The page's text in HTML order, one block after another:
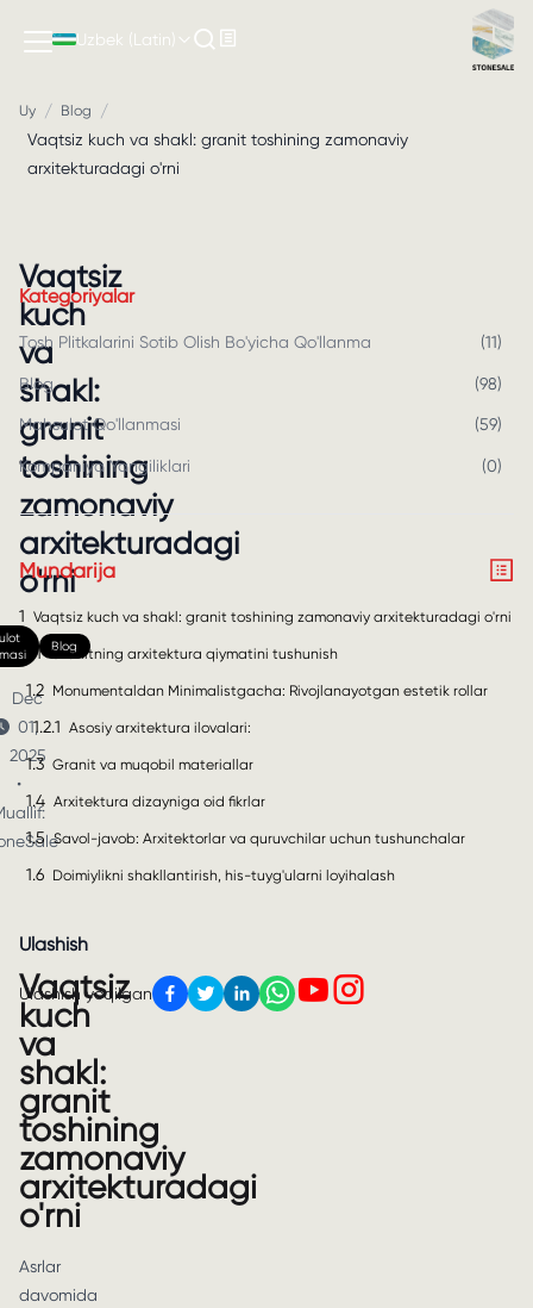
Uzbek (Latin)
Uy / Blog
/
Vaqtsiz kuch va shakl: granit toshining zamonaviy
arxitekturadagi o'rni
Vaqtsiz
kuch
va
shakl:
granit
toshining
zamonaviy
arxitekturadagi
o'rni
Blog
Dec
01,
2025
•
Vaqtsiz
kuch
va
shakl:
granit
toshining
zamonaviy
arxitekturadagi
o'rni
Asrlar
davomida
Kategoriyalar
Tosh Plitkalarini Sotib Olish Bo'yicha Qo'llanma (11)
Blog (98)
Mahsulot Qo'llanmasi (59)
Kompaniya Yangiliklari (0)
Mundarija
1 Vaqtsiz kuch va shakl: granit toshining zamonaviy arxitekturadagi o'rni
1.1 Granitning arxitektura qiymatini tushunish
1.2 Monumentaldan Minimalistgacha: Rivojlanayotgan estetik rollar
1.2.1 Asosiy arxitektura ilovalari:
1.3 Granit va muqobil materiallar
1.4 Arxitektura dizayniga oid fikrlar
1.5 Savol-javob: Arxitektorlar va quruvchilar uchun tushunchalar
1.6 Doimiylikni shakllantirish, his-tuyg'ularni loyihalash
Ulashish
Ulashish yoqilgan